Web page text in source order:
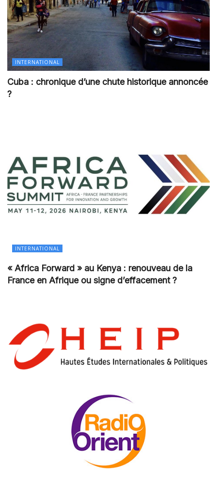
INTERNATIONAL
Cuba : chronique d’une chute historique annoncée
?
INTERNATIONAL
« Africa Forward » au Kenya : renouveau de la
France en Afrique ou signe d’effacement ?